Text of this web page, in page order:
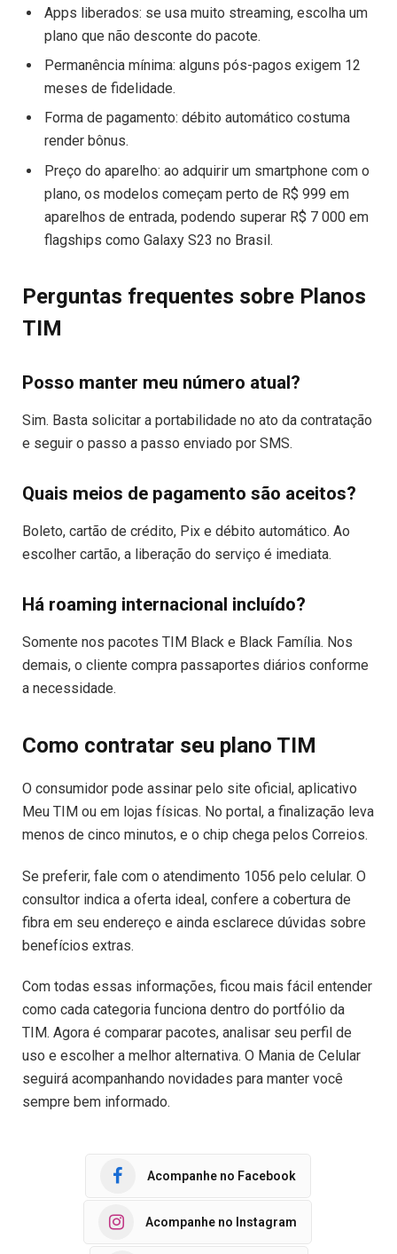
Apps liberados: se usa muito streaming, escolha um
plano que não desconte do pacote.
Permanência mínima: alguns pós-pagos exigem 12
meses de fidelidade.
Forma de pagamento: débito automático costuma
render bônus.
Preço do aparelho: ao adquirir um smartphone com o
plano, os modelos começam perto de R$ 999 em
aparelhos de entrada, podendo superar R$ 7 000 em
flagships como Galaxy S23 no Brasil.
Perguntas frequentes sobre Planos
TIM
Posso manter meu número atual?
Sim. Basta solicitar a portabilidade no ato da contratação
e seguir o passo a passo enviado por SMS.
Quais meios de pagamento são aceitos?
Boleto, cartão de crédito, Pix e débito automático. Ao
escolher cartão, a liberação do serviço é imediata.
Há roaming internacional incluído?
Somente nos pacotes TIM Black e Black Família. Nos
demais, o cliente compra passaportes diários conforme
a necessidade.
Como contratar seu plano TIM
O consumidor pode assinar pelo site oficial, aplicativo
Meu TIM ou em lojas físicas. No portal, a finalização leva
menos de cinco minutos, e o chip chega pelos Correios.
Se preferir, fale com o atendimento 1056 pelo celular. O
consultor indica a oferta ideal, confere a cobertura de
fibra em seu endereço e ainda esclarece dúvidas sobre
benefícios extras.
Com todas essas informações, ficou mais fácil entender
como cada categoria funciona dentro do portfólio da
TIM. Agora é comparar pacotes, analisar seu perfil de
uso e escolher a melhor alternativa. O Mania de Celular
seguirá acompanhando novidades para manter você
sempre bem informado.
Acompanhe no Facebook
Acompanhe no Instagram